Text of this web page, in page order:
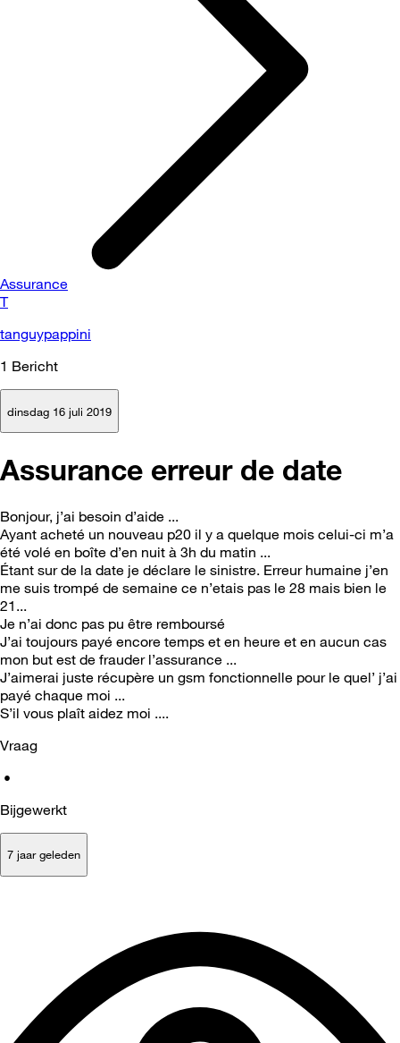
Assurance
T
tanguypappini
1 Bericht
dinsdag 16 juli 2019
Assurance erreur de date
Bonjour, j’ai besoin d’aide ...
Ayant acheté un nouveau p20 il y a quelque mois celui-ci m’a
été volé en boîte d’en nuit à 3h du matin ...
Étant sur de la date je déclare le sinistre. Erreur humaine j’en
me suis trompé de semaine ce n’etais pas le 28 mais bien le
21...
Je n’ai donc pas pu être remboursé
J’ai toujours payé encore temps et en heure et en aucun cas
mon but est de frauder l’assurance ...
J’aimerai juste récupère un gsm fonctionnelle pour le quel’ j’ai
payé chaque moi ...
S’il vous plaît aidez moi ....
Vraag
•
Bijgewerkt
7 jaar geleden